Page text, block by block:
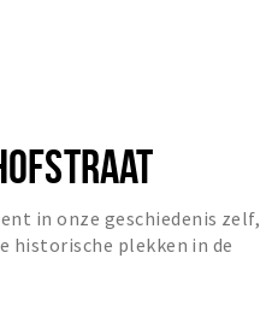
in onze geschiedenis zelf,
historische plekken in de